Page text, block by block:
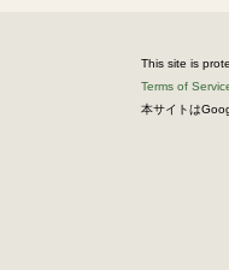
This site is
Terms of
本サイトは